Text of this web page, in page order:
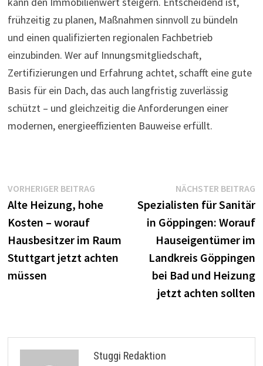
frühzeitig zu planen, Maßnahmen sinnvoll zu bündeln
und einen qualifizierten regionalen Fachbetrieb
einzubinden. Wer auf Innungsmitgliedschaft,
Zertifizierungen und Erfahrung achtet, schafft eine gute
Basis für ein Dach, das auch langfristig zuverlässig
schützt – und gleichzeitig die Anforderungen einer
modernen, energieeffizienten Bauweise erfüllt.
Beitragsnavigation
VORHERIGER BEITRAGVorheriger
Beitrag:
Alte Heizung, hohe
Kosten – worauf
Hausbesitzer im Raum
Stuttgart jetzt achten
müssen
NÄCHSTER BEITRAG
Spezialisten für Sanitär
in Göppingen: Worauf
Hauseigentümer im
Landkreis Göppingen
bei Bad und Heizung
jetzt achten sollten
Stuggi Redaktion